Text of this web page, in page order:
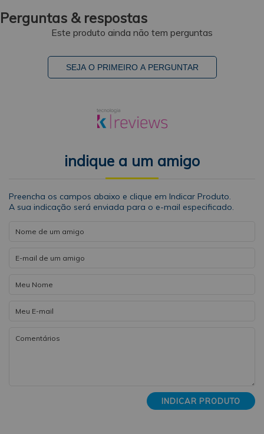
Perguntas & respostas
Este produto ainda não tem perguntas
SEJA O PRIMEIRO A PERGUNTAR
indique a um amigo
Preencha os campos abaixo e clique em Indicar Produto.
A sua indicação será enviada para o e-mail especificado.
INDICAR PRODUTO